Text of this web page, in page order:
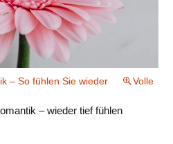
– So fühlen Sie wieder
Volle
– wieder tief fühlen